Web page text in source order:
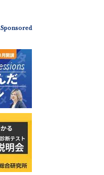
Sponsored